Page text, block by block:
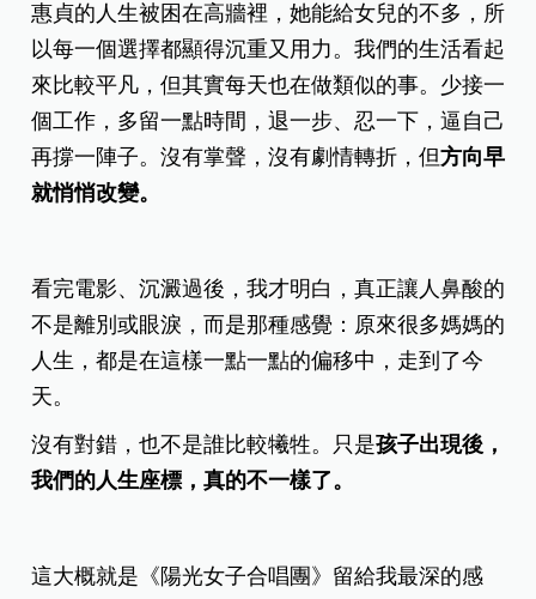
惠貞的人生被困在高牆裡，她能給女兒的不多，所
以每一個選擇都顯得沉重又用力。我們的生活看起
來比較平凡，但其實每天也在做類似的事。少接一
個工作，多留一點時間，退一步、忍一下，逼自己
再撐一陣子。沒有掌聲，沒有劇情轉折，但方向早
就悄悄改變。
看完電影、沉澱過後，我才明白，真正讓人鼻酸的
不是離別或眼淚，而是那種感覺：原來很多媽媽的
人生，都是在這樣一點一點的偏移中，走到了今
天。
沒有對錯，也不是誰比較犧牲。只是孩子出現後，
我們的人生座標，真的不一樣了。
這大概就是《陽光女子合唱團》留給我最深的感